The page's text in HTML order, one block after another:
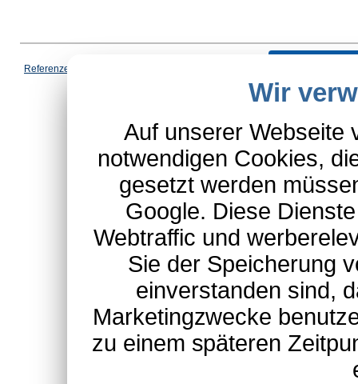
Referenzen
*Schulte-Hauptkatalog,
Wir
Auf unserer Webseite
notwendigen Cookies,
gesetzt werden
Google. Diese
Webtraffic und
Sie der Speicherung
einverstanden sind,
Marketingzwecke
zu einem späteren